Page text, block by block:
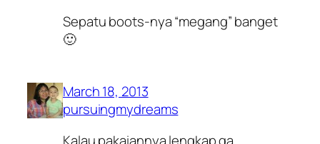
Sepatu boots-nya “megang” banget
🙂
March 18, 2013
pursuingmydreams
Kalau pakaiannya lengkap ga